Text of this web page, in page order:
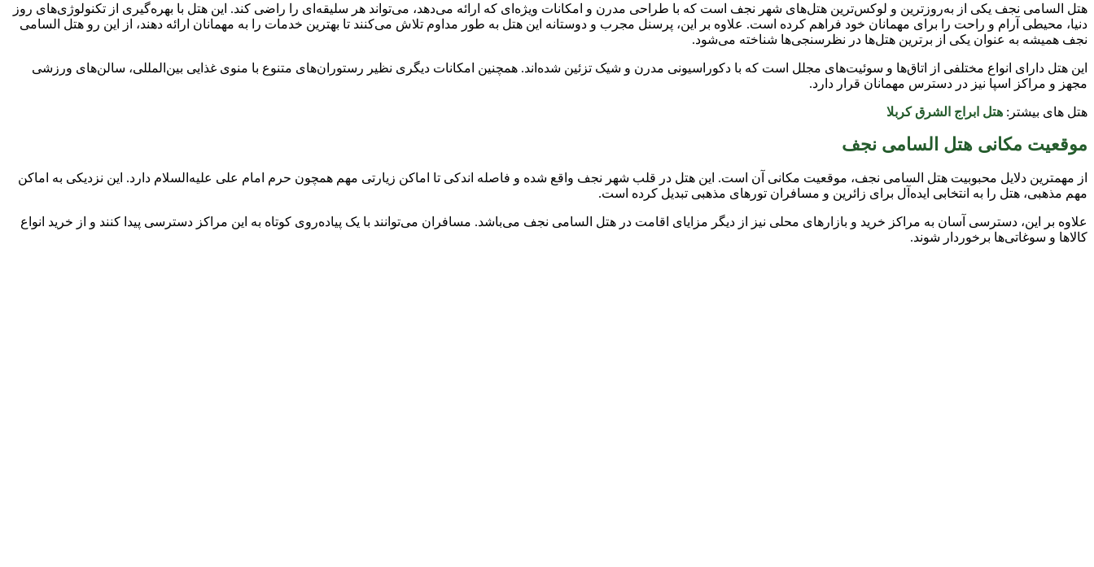
هتل السامی نجف یکی از به‌روزترین و لوکس‌ترین هتل‌های شهر نجف است که با طراحی مدرن و امکانات ویژه‌ای که ارائه می‌دهد، می‌تواند هر سلیقه‌ای را راضی کند. این هتل با بهره‌گیری از تکنولوژی‌های روز
دنیا، محیطی آرام و راحت را برای مهمانان خود فراهم کرده است. علاوه بر این، پرسنل مجرب و دوستانه این هتل به طور مداوم تلاش می‌کنند تا بهترین خدمات را به مهمانان ارائه دهند، از این رو هتل السامی
نجف همیشه به عنوان یکی از برترین هتل‌ها در نظرسنجی‌ها شناخته می‌شود.
این هتل دارای انواع مختلفی از اتاق‌ها و سوئیت‌های مجلل است که با دکوراسیونی مدرن و شیک تزئین شده‌اند. همچنین امکانات دیگری نظیر رستوران‌های متنوع با منوی غذایی بین‌المللی، سالن‌های ورزشی
مجهز و مراکز اسپا نیز در دسترس مهمانان قرار دارد.
هتل های بیشتر: هتل ابراج الشرق کربلا
موقعیت مکانی هتل السامی نجف
از مهمترین دلایل محبوبیت هتل السامی نجف، موقعیت مکانی آن است. این هتل در قلب شهر نجف واقع شده و فاصله اندکی تا اماکن زیارتی مهم همچون حرم امام علی علیه‌السلام دارد. این نزدیکی به اماکن
مهم مذهبی، هتل را به انتخابی ایده‌آل برای زائرین و مسافران تورهای مذهبی تبدیل کرده است.
علاوه بر این، دسترسی آسان به مراکز خرید و بازارهای محلی نیز از دیگر مزایای اقامت در هتل السامی نجف می‌باشد. مسافران می‌توانند با یک پیاده‌روی کوتاه به این مراکز دسترسی پیدا کنند و از خرید انواع
کالاها و سوغاتی‌ها برخوردار شوند.